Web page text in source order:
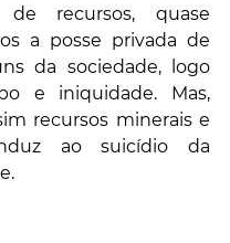
de recursos, quase
a posse privada de
da sociedade, logo
e iniquidade. Mas,
recursos minerais e
ao suicídio da